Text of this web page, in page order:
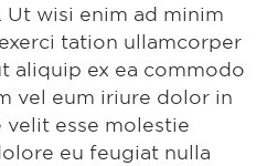
wisi enim ad minim
tation ullamcorper
aliquip ex ea commodo
vel eum iriure dolor in
esse molestie
eu feugiat nulla